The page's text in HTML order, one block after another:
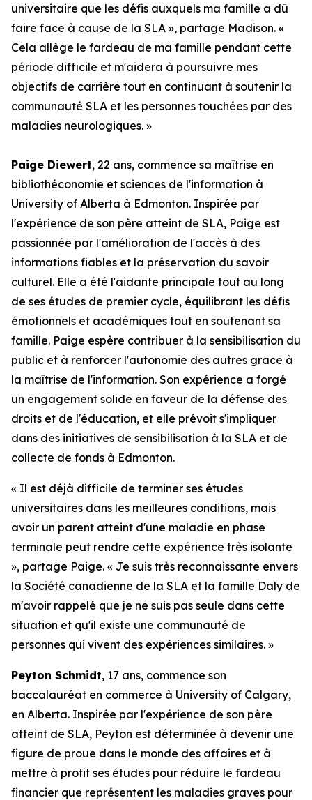
universitaire que les défis auxquels ma famille a dû
faire face à cause de la SLA », partage Madison. «
Cela allège le fardeau de ma famille pendant cette
période difficile et m'aidera à poursuivre mes
objectifs de carrière tout en continuant à soutenir la
communauté SLA et les personnes touchées par des
maladies neurologiques. »
Paige Diewert, 22 ans, commence sa maîtrise en
bibliothéconomie et sciences de l'information à
University of Alberta à Edmonton. Inspirée par
l'expérience de son père atteint de SLA, Paige est
passionnée par l'amélioration de l'accès à des
informations fiables et la préservation du savoir
culturel. Elle a été l'aidante principale tout au long
de ses études de premier cycle, équilibrant les défis
émotionnels et académiques tout en soutenant sa
famille. Paige espère contribuer à la sensibilisation du
public et à renforcer l'autonomie des autres grâce à
la maîtrise de l'information. Son expérience a forgé
un engagement solide en faveur de la défense des
droits et de l'éducation, et elle prévoit s'impliquer
dans des initiatives de sensibilisation à la SLA et de
collecte de fonds à Edmonton.
« Il est déjà difficile de terminer ses études
universitaires dans les meilleures conditions, mais
avoir un parent atteint d'une maladie en phase
terminale peut rendre cette expérience très isolante
», partage Paige. « Je suis très reconnaissante envers
la Société canadienne de la SLA et la famille Daly de
m'avoir rappelé que je ne suis pas seule dans cette
situation et qu'il existe une communauté de
personnes qui vivent des expériences similaires. »
Peyton Schmidt, 17 ans, commence son
baccalauréat en commerce à University of Calgary,
en Alberta. Inspirée par l'expérience de son père
atteint de SLA, Peyton est déterminée à devenir une
figure de proue dans le monde des affaires et à
mettre à profit ses études pour réduire le fardeau
financier que représentent les maladies graves pour